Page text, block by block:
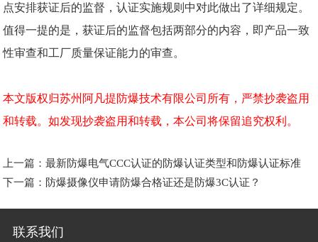
点安排获证后的监督，认证实施规则中对此做出了详细规定。
值得一提的是，获证后的监督包括两部分的内容，即产品一致
性审查和工厂质量保证能力的审查。
本文版权归苏州阿凡提防爆技术有限公司所有，严禁抄袭盗用
和转载。如发现抄袭盗用和转载，本公司将保留追究权利。
上一篇：最新防爆电气CCC认证的防爆认证类型和防爆认证标准
下一篇： 防爆摄像仪申请防爆合格证还是防爆3C认证？
联系我们